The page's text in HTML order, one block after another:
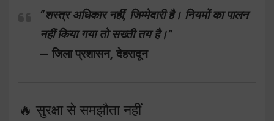
“शस्त्र अधिकार नहीं, जिम्मेदारी है। नियमों का पालन
नहीं किया गया तो सख्ती तय है।”
— जिला प्रशासन, देहरादून
🔥 सुरक्षा से समझौता नहीं